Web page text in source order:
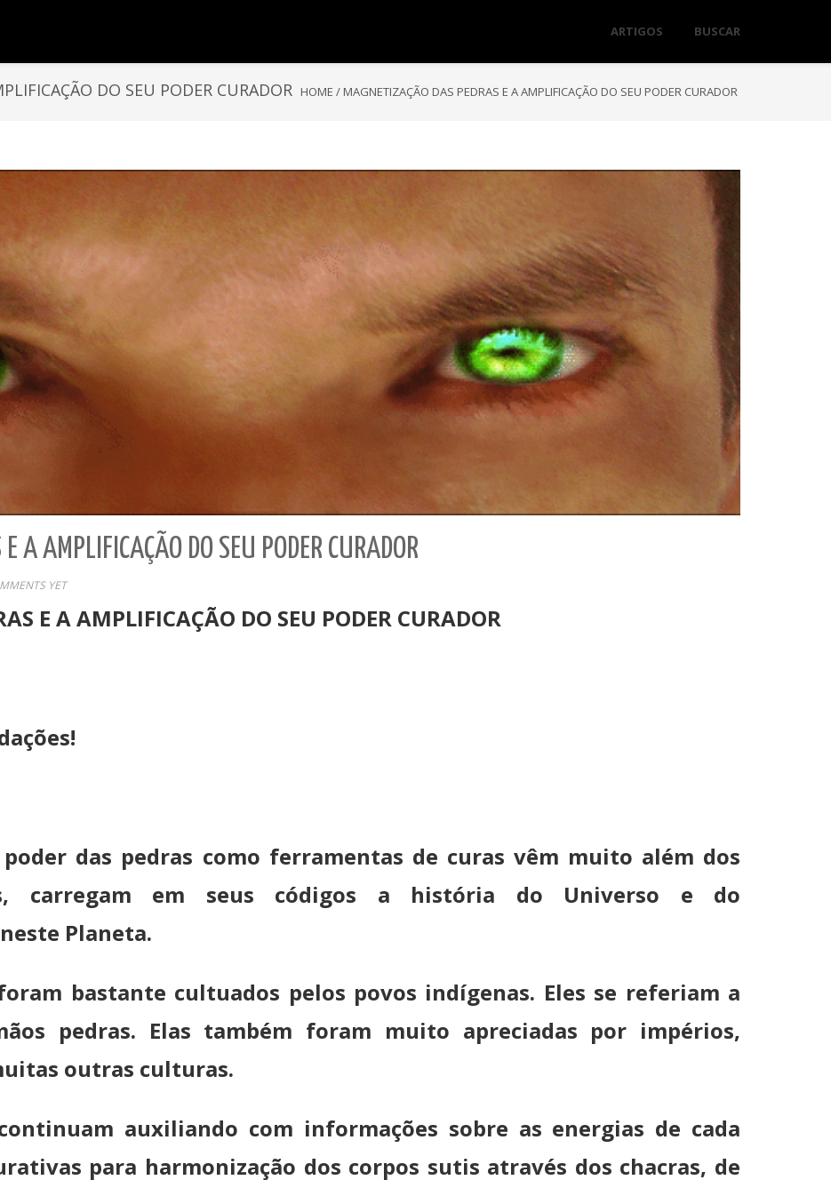
ARTIGOS BUSCAR
DO SEU PODER CURADOR HOME / MAGNETIZAÇÃO DAS PEDRAS E A AMPLIFICAÇÃO DO SEU PODER CURADOR
A AMPLIFICAÇÃO DO SEU PODER CURADOR
YET
E A AMPLIFICAÇÃO DO SEU PODER CURADOR
das pedras como ferramentas de curas vêm muito além dos
carregam em seus códigos a história do Universo e do
Planeta.
bastante cultuados pelos povos indígenas. Eles se referiam a
pedras. Elas também foram muito apreciadas por impérios,
outras culturas.
auxiliando com informações sobre as energias de cada
para harmonização dos corpos sutis através dos chacras, de